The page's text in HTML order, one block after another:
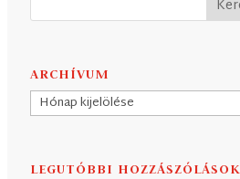
ARCHÍVUM
Archívum
LEGUTÓBBI HOZZÁSZÓLÁSOK